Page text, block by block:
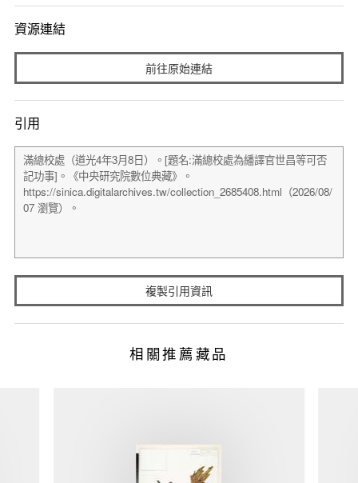
資源連結
前往原始連結
引用
複製引用資訊
相關推薦藏品